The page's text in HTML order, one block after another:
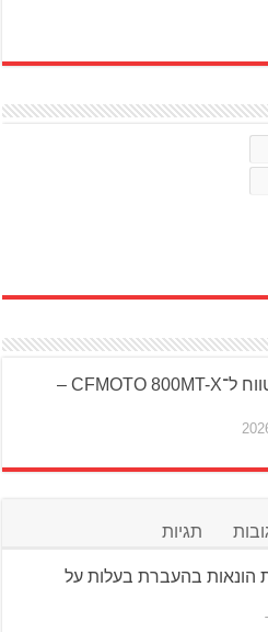
מבחן ארוך טווח ל־CFMOTO 800MT-X –
תגיות
בהעברת בעלות על